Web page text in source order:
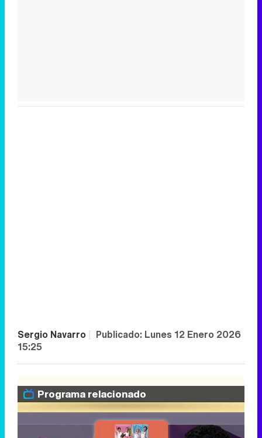
Sergio Navarro | Publicado: Lunes 12 Enero 2026
15:25
Programa relacionado